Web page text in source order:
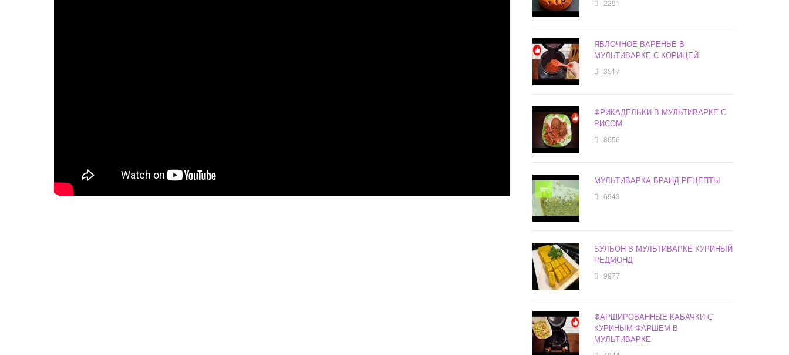
2291
ЯБЛОЧНОЕ ВАРЕНЬЕ В
МУЛЬТИВАРКЕ С КОРИЦЕЙ
3517
ФРИКАДЕЛЬКИ В МУЛЬТИВАРКЕ С
РИСОМ
8656
МУЛЬТИВАРКА БРАНД РЕЦЕПТЫ
6943
БУЛЬОН В МУЛЬТИВАРКЕ КУРИНЫЙ
РЕДМОНД
9977
ФАРШИРОВАННЫЕ КАБАЧКИ С
КУРИНЫМ ФАРШЕМ В
МУЛЬТИВАРКЕ